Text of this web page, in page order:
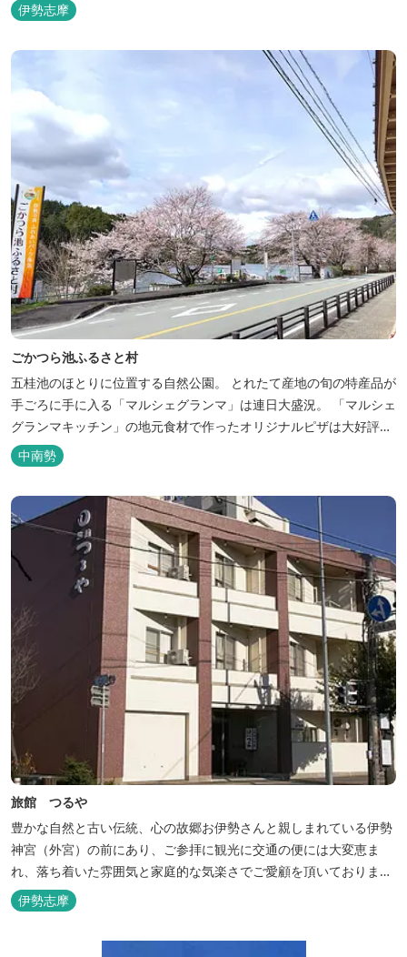
伊勢志摩
ごかつら池ふるさと村
五桂池のほとりに位置する自然公園。 とれたて産地の旬の特産品が
手ごろに手に入る「マルシェグランマ」は連日大盛況。 「マルシェ
グランマキッチン」の地元食材で作ったオリジナルピザは大好評！
バーベキューも楽しめます。食材と必要な道具がセットになった
「手ぶらバーベキューセット」も人気です。 『ごかつら池どうぶつ
気町のローカ...
中南勢
旅館 つるや
豊かな自然と古い伝統、心の故郷お伊勢さんと親しまれている伊勢
神宮（外宮）の前にあり、ご参拝に観光に交通の便には大変恵ま
れ、落ち着いた雰囲気と家庭的な気楽さでご愛顧を頂いておりま
す。
伊勢志摩